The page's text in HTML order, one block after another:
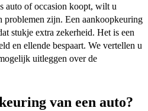
auto of occasion koopt, wilt u
problemen zijn. Een aankoopkeuring
stukje extra zekerheid. Het is een
en ellende bespaart. We vertellen u
uitleggen over de
van een auto?